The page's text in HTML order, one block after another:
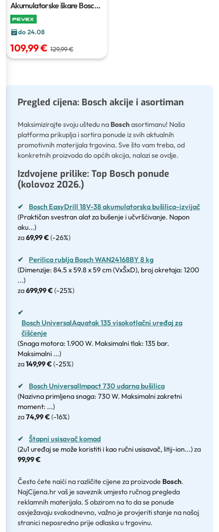
Akumulatorske škare Bosch
EasyHedgeCut 18V-52 Set
do 24.08
109,99 € 129,99 €
Pregled cijena: Bosch akcije i asortiman
Maksimizirajte svoju uštedu na Boschasortimanu! Naša
platforma prikuplja i sortira ponude iz svih aktualnih
promotivnih materijala trgovina. Sve što vam treba, od
konkretnih proizvoda do općih akcija, nalazi se ovdje.
Izdvojene prilike: Top Bosch ponude
(kolovoz 2026.)
✔
Bosch EasyDrill 18V-38 akumulatorska bušilica-izvijač
(Praktičan svestran alat za bušenje i učvršćivanje. Napon
aku...)
za69,99 €(-26%)
✔
Perilica rublja Bosch WAN24168BY 8 kg
(Dimenzije: 84.5 x 59.8 x 59 cm (VxŠxD), broj okretaja: 1200
...)
za699,99 €(-25%)
✔
Bosch UniversalAquatak 135 visokotlačni uređaj za
čišćenje
(Snaga motora: 1.900 W. Maksimalni tlak: 135 bar.
Maksimalni ...)
za149,99 €(-25%)
✔
Bosch UniversalImpact 730 udarna bušilica
(Nazivna primljena snaga: 730 W. Maksimalni zakretni
moment: ...)
za74,99 €(-16%)
✔
Štapni usisavač komad
(2u1 uređaj se može koristiti i kao ručni usisavač, litij-ion...)za
99,99 €
Često ćete naići na različite cijene za proizvode Bosch.
NajCijena.hr vaš je saveznik umjesto ručnog pregleda
reklamnih materijala. S obzirom na to da se ponude
osvježavaju svakodnevno, važno je provjeriti stanje na našoj
stranici neposredno prije odlaska u trgovinu.